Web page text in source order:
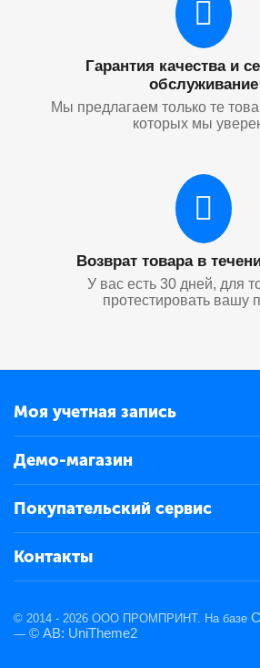
Гарантия качества и
обслуживание
Мы предлагаем только те
которых мы
Возврат товара в
У вас есть 30 дней, для
протестировать вашу
Моя учетная запись
Демо-магазин
Покупательский сервис
Контакты
© 2014 - 2026 ООО ПРОМПРИНТ. На базе
— © AB: UniTheme2